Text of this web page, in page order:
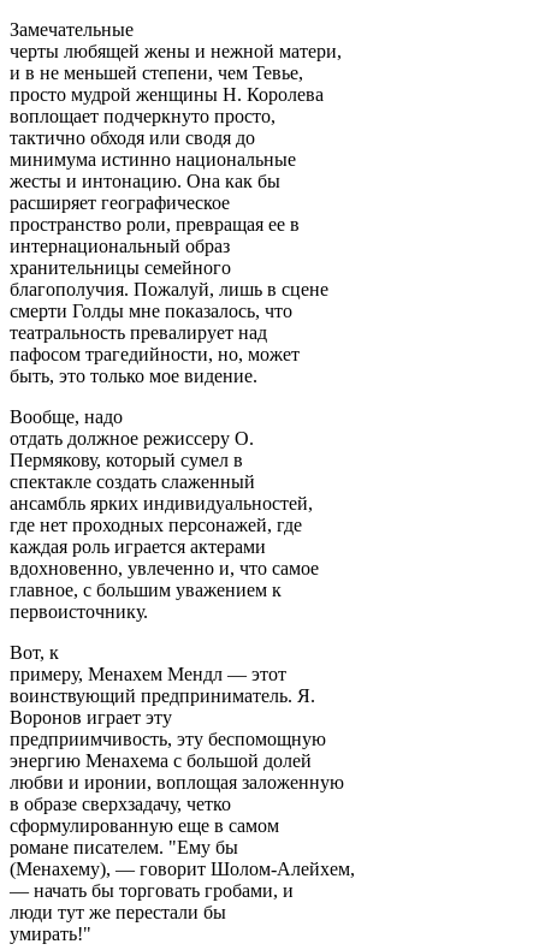
Замечательные
черты любящей жены и нежной матери,
и в не меньшей степени, чем Тевье,
просто мудрой женщины Н. Королева
воплощает подчеркнуто просто,
тактично обходя или сводя до
минимума истинно национальные
жесты и интонацию. Она как бы
расширяет географическое
пространство роли, превращая ее в
интернациональный образ
хранительницы семейного
благополучия. Пожалуй, лишь в сцене
смерти Голды мне показалось, что
театральность превалирует над
пафосом трагедийности, но, может
быть, это только мое видение.
Вообще, надо
отдать должное режиссеру О.
Пермякову, который сумел в
спектакле создать слаженный
ансамбль ярких индивидуальностей,
где нет проходных персонажей, где
каждая роль играется актерами
вдохновенно, увлеченно и, что самое
главное, с большим уважением к
первоисточнику.
Вот, к
примеру, Менахем Мендл — этот
воинствующий предприниматель. Я.
Воронов играет эту
предприимчивость, эту беспомощную
энергию Менахема с большой долей
любви и иронии, воплощая заложенную
в образе сверхзадачу, четко
сформулированную еще в самом
романе писателем. "Ему бы
(Менахему), — говорит Шолом-Алейхем,
— начать бы торговать гробами, и
люди тут же перестали бы
умирать!"